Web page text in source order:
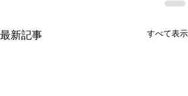
最新記事 すべて表示